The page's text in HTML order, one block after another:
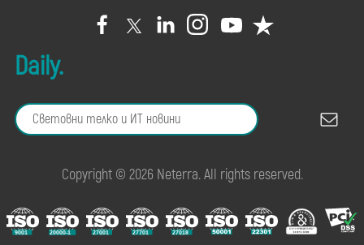
Daily.
Copyright © 2026 Neterra. All rights reserved.